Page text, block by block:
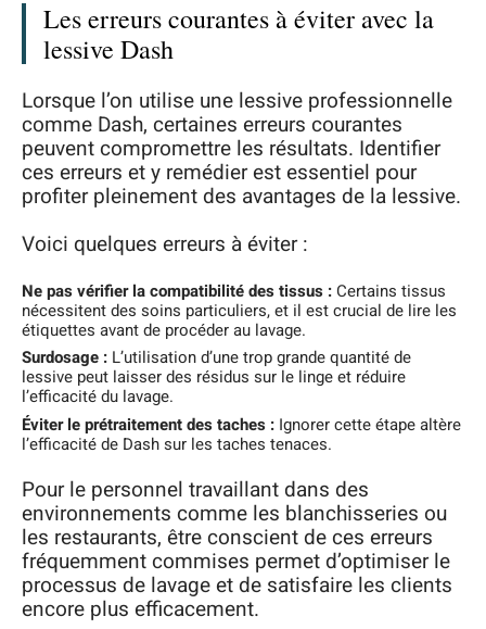
Les erreurs courantes à éviter avec la
lessive Dash
Lorsque l’on utilise une lessive professionnelle
comme Dash, certaines erreurs courantes
peuvent compromettre les résultats. Identifier
ces erreurs et y remédier est essentiel pour
profiter pleinement des avantages de la lessive.
Voici quelques erreurs à éviter :
Ne pas vérifier la compatibilité des tissus :Certains tissus
nécessitent des soins particuliers, et il est crucial de lire les
étiquettes avant de procéder au lavage.
Surdosage : L’utilisation d’une trop grande quantité de
lessive peut laisser des résidus sur le linge et réduire
l’efficacité du lavage.
Éviter le prétraitement des taches : Ignorer cette étape altère
l’efficacité de Dash sur les taches tenaces.
Pour le personnel travaillant dans des
environnements comme les blanchisseries ou
les restaurants, être conscient de ces erreurs
fréquemment commises permet d’optimiser le
processus de lavage et de satisfaire les clients
encore plus efficacement.